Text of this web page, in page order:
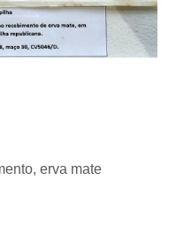
, erva mate